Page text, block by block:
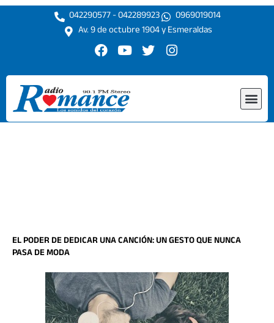
Ir
042290577 - 042289923
0969019014
Av. 9 de octubre 1904 y Esmeraldas
F
c
e
b
o
o
Y
u
t
u
b
e
T
i
r
I
s
r
EL PODER DE DEDICAR UNA CANCIÓN: UN GESTO QUE NUNCA
PASA DE MODA